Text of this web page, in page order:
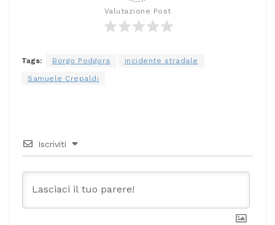
Valutazione Post
Tags: Borgo Podgora incidente stradale
Samuele Crepaldi
Iscriviti